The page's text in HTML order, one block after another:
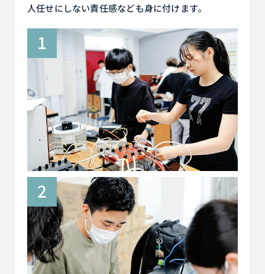
人任せにしない責任感なども身に付けます。